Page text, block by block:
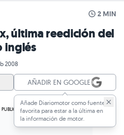
2 MIN
última reedición del
inglés
2008
AÑADIR EN GOOGLE
Añade Diariomotor como fuente
favorita para estar a la última en
la información de motor.